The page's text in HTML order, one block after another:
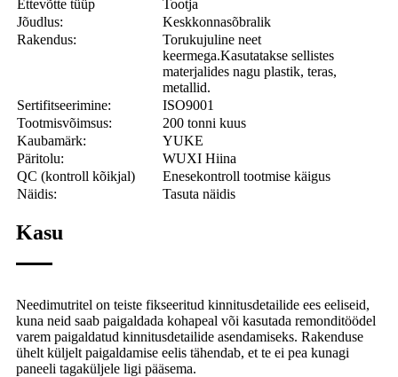
Ettevõtte tüüp
Tootja
Jõudlus:
Keskkonnasõbralik
Rakendus:
Torukujuline neet
keermega.Kasutatakse sellistes
materjalides nagu plastik, teras,
metallid.
Sertifitseerimine:
ISO9001
Tootmisvõimsus:
200 tonni kuus
Kaubamärk:
YUKE
Päritolu:
WUXI Hiina
QC (kontroll kõikjal)
Enesekontroll tootmise käigus
Näidis:
Tasuta näidis
Kasu
Needimutritel on teiste fikseeritud kinnitusdetailide ees eeliseid,
kuna neid saab paigaldada kohapeal või kasutada remonditöödel
varem paigaldatud kinnitusdetailide asendamiseks. Rakenduse
ühelt küljelt paigaldamise eelis tähendab, et te ei pea kunagi
paneeli tagaküljele ligi pääsema.